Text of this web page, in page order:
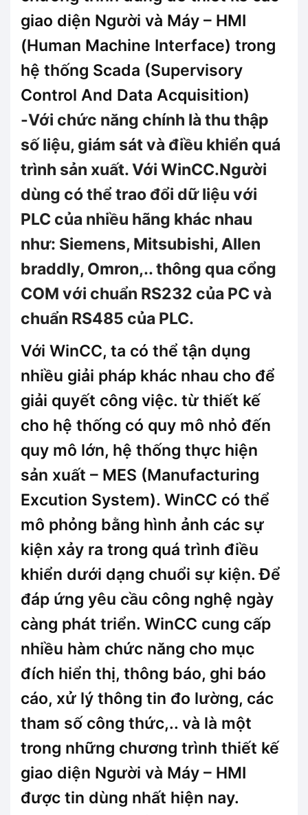
giao diện Người và Máy – HMI
(Human Machine Interface) trong
hệ thống Scada (Supervisory
Control And Data Acquisition)
-Với chức năng chính là thu thập
số liệu, giám sát và điều khiển quá
trình sản xuất. Với WinCC.Người
dùng có thể trao đổi dữ liệu với
PLC của nhiều hãng khác nhau
như: Siemens, Mitsubishi, Allen
braddly, Omron,.. thông qua cổng
COM với chuẩn RS232 của PC và
chuẩn RS485 của PLC.
Với WinCC, ta có thể tận dụng
nhiều giải pháp khác nhau cho để
giải quyết công việc. từ thiết kế
cho hệ thống có quy mô nhỏ đến
quy mô lớn, hệ thống thực hiện
sản xuất – MES (Manufacturing
Excution System). WinCC có thể
mô phỏng bằng hình ảnh các sự
kiện xảy ra trong quá trình điều
khiển dưới dạng chuổi sự kiện. Để
đáp ứng yêu cầu công nghệ ngày
càng phát triển. WinCC cung cấp
nhiều hàm chức năng cho mục
đích hiển thị, thông báo, ghi báo
cáo, xử lý thông tin đo lường, các
tham số công thức,.. và là một
trong những chương trình thiết kế
giao diện Người và Máy – HMI
được tin dùng nhất hiện nay.